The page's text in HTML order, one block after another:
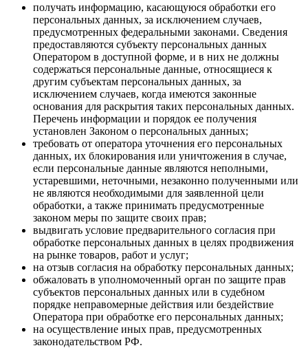
получать информацию, касающуюся обработки его
персональных данных, за исключением случаев,
предусмотренных федеральными законами. Сведения
предоставляются субъекту персональных данных
Оператором в доступной форме, и в них не должны
содержаться персональные данные, относящиеся к
другим субъектам персональных данных, за
исключением случаев, когда имеются законные
основания для раскрытия таких персональных данных.
Перечень информации и порядок ее получения
установлен Законом о персональных данных;
требовать от оператора уточнения его персональных
данных, их блокирования или уничтожения в случае,
если персональные данные являются неполными,
устаревшими, неточными, незаконно полученными или
не являются необходимыми для заявленной цели
обработки, а также принимать предусмотренные
законом меры по защите своих прав;
выдвигать условие предварительного согласия при
обработке персональных данных в целях продвижения
на рынке товаров, работ и услуг;
на отзыв согласия на обработку персональных данных;
обжаловать в уполномоченный орган по защите прав
субъектов персональных данных или в судебном
порядке неправомерные действия или бездействие
Оператора при обработке его персональных данных;
на осуществление иных прав, предусмотренных
законодательством РФ.